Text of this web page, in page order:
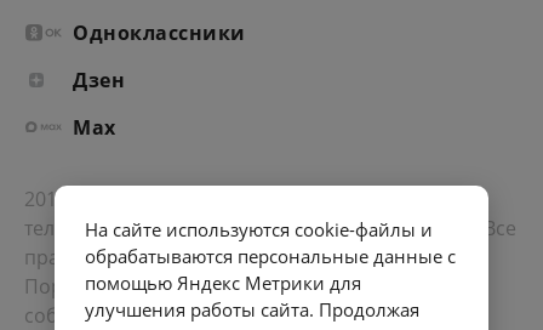
Одноклассники
Дзен
Max
2012-2026 © Портал «Электронное интернет-
телевидение правительства Санкт-Петербурга». Все
права защищены.
Портал Санкт-Петербурга- о его людях, жизни,
событиях, последних новостях.
На сайте используются cookie-файлы и
обрабатываются персональные данные с
помощью Яндекс Метрики для
улучшения работы сайта. Продолжая